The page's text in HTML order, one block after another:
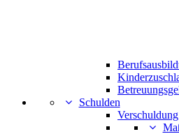
Schulden